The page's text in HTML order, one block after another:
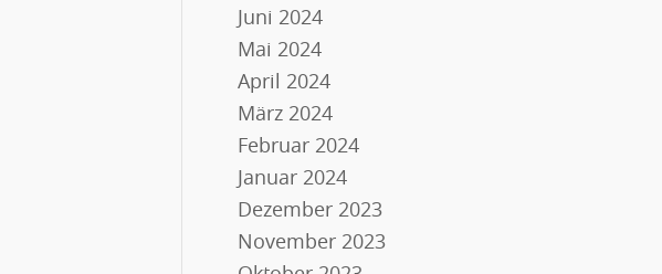
Juni 2024
Mai 2024
April 2024
März 2024
Februar 2024
Januar 2024
Dezember 2023
November 2023